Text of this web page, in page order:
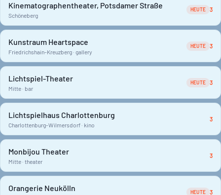
Kinematographentheater, Potsdamer Straße
Schöneberg
HEUTE 3
Kunstraum Heartspace
Friedrichshain-Kreuzberg · gallery
HEUTE 3
Lichtspiel-Theater
Mitte · bar
HEUTE 3
Lichtspielhaus Charlottenburg
Charlottenburg-Wilmersdorf · kino
3
Monbijou Theater
Mitte · theater
3
Orangerie Neukölln HEUTE 3